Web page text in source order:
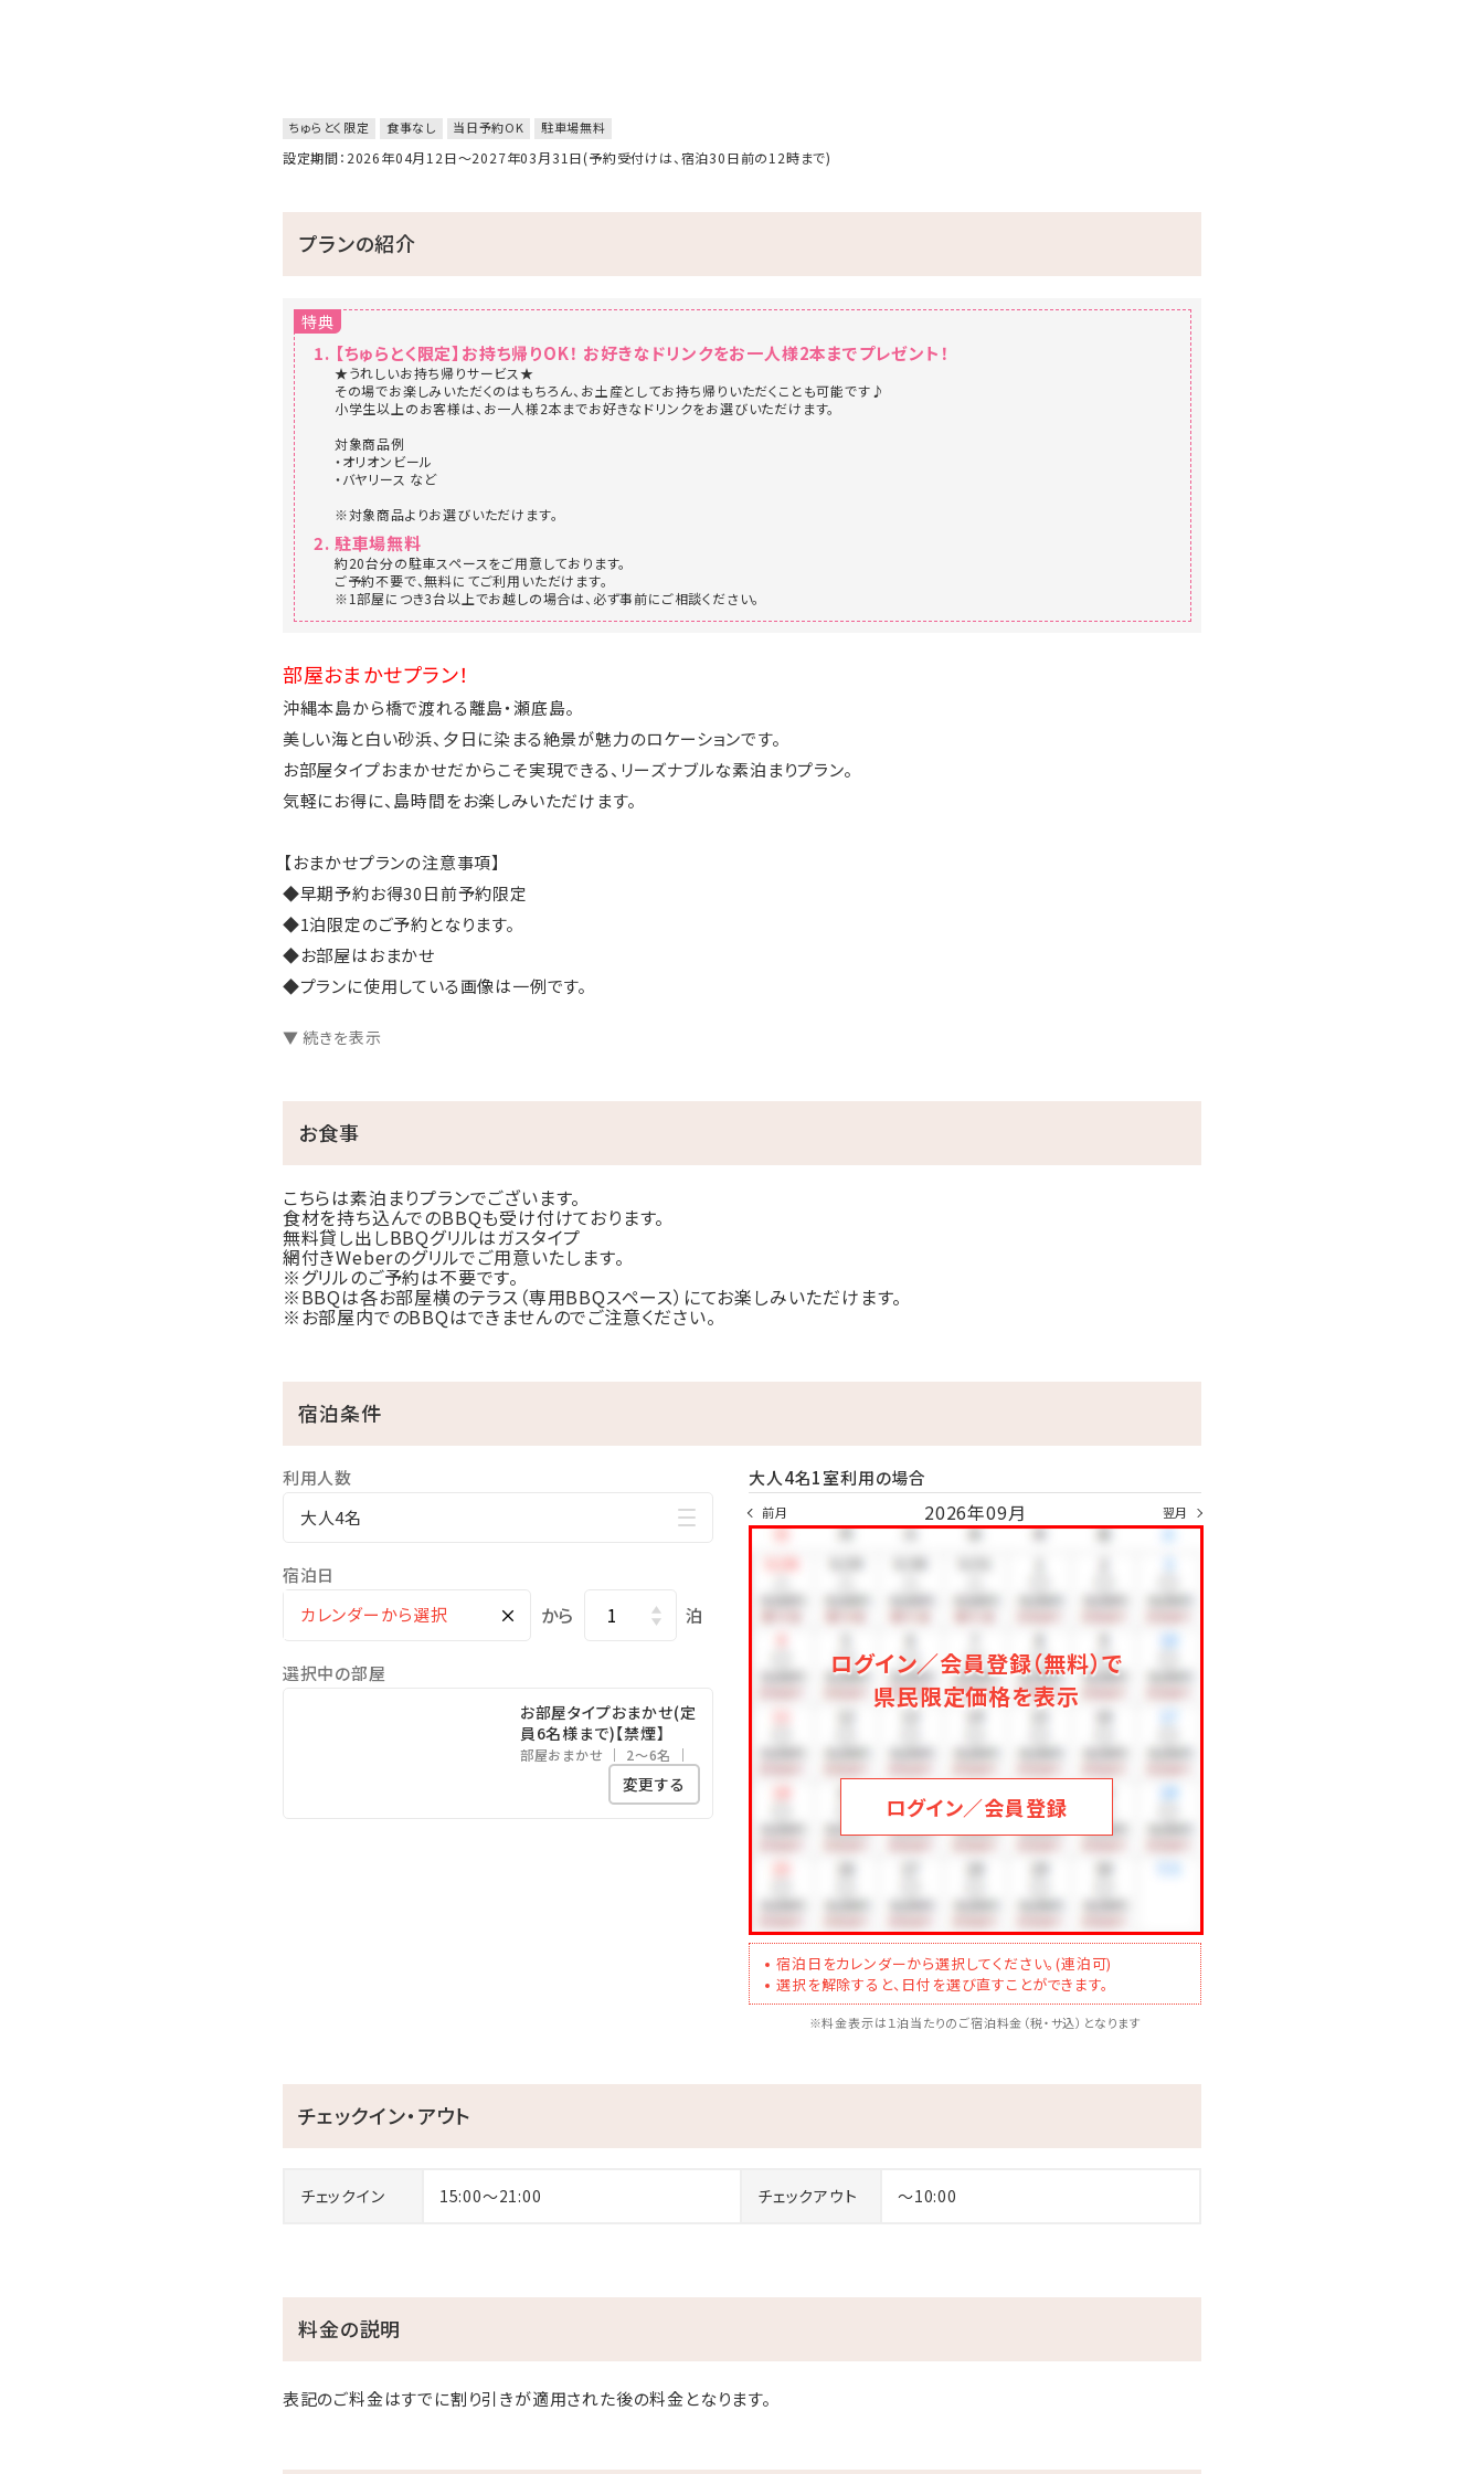
ちゅらとく限定 食事なし 当日予約OK 駐車場無料
設定期間：2026年04月12日～2027年03月31日(予約受付けは、宿泊30日前の12時まで)
プランの紹介
特典
【ちゅらとく限定】お持ち帰りOK！ お好きなドリンクをお一人様2本までプレゼント！
★うれしいお持ち帰りサービス★
その場でお楽しみいただくのはもちろん、お土産としてお持ち帰りいただくことも可能です♪
小学生以上のお客様は、お一人様2本までお好きなドリンクをお選びいただけます。
対象商品例
・オリオンビール
・バヤリース など
※対象商品よりお選びいただけます。
駐車場無料
約20台分の駐車スペースをご用意しております。
ご予約不要で、無料にてご利用いただけます。
※1部屋につき3台以上でお越しの場合は、必ず事前にご相談ください。
部屋おまかせプラン！
沖縄本島から橋で渡れる離島・瀬底島。
美しい海と白い砂浜、夕日に染まる絶景が魅力のロケーションです。
お部屋タイプおまかせだからこそ実現できる、リーズナブルな素泊まりプラン。
気軽にお得に、島時間をお楽しみいただけます。
【おまかせプランの注意事項】
◆早期予約お得30日前予約限定
◆1泊限定のご予約となります。
◆お部屋はおまかせ
◆プランに使用している画像は一例です。
受けできかねます。あらかじめご了承ください。
◆おすすめポイント◆
①沖縄本島から橋で行ける手軽な離島リゾート
瀬底島は沖縄本土から車でアクセス可能なため、離島でありながら手軽に訪れることができます。
那覇空港からは、お車で約1時間50分ほどの距離に位置します。
②沖縄最大級のグランピング施設
全16棟（ドームテント8棟、キャビン8棟）を誇り、広々とした空間でプライベートな滞在を楽しめます。
③絶景の自然環境
周辺の海は透明度の高いエメラルドグリーン色で、浅瀬なら肉眼でも底が透けて見えるほど。
白い砂浜、シュノーケリングに最適な美しい海中景観、水平線に沈むサンセット、満点の星空といった豊かな自然が最大の魅
力です。
④贅沢なアウトドア体験とプライベートテラス
BBQ（食事付きプラン）をご利用のお客様には、新鮮な季節の野菜が取り放題の「県産島野菜」をご用意しております。
都会の喧騒を離れた場所で、心安らぐ時間をごゆっくりお過ごしいただけます。
（※持ち込みBBQのお客様も、別途オプションで「県産島野菜取り放題」を利用できます。）
▼ 続きを表示
お食事
こちらは素泊まりプランでございます。
食材を持ち込んでのBBQも受け付けております。
無料貸し出しBBQグリルはガスタイプ
網付きWeberのグリルでご用意いたします。
※グリルのご予約は不要です。
※BBQは各お部屋横のテラス（専用BBQスペース）にてお楽しみいただけます。
※お部屋内でのBBQはできませんのでご注意ください。
宿泊条件
利用人数
大人4名
宿泊日
× から 泊
選択中の部屋
お部屋タイプおまかせ(定
員6名様まで)【禁煙】
部屋おまかせ 2～6名
変更する
大人4名1室利用の場合
前月 2026年09月 翌月
ログイン／会員登録（無料）で
県民限定価格を表示
ログイン／会員登録
宿泊日をカレンダーから選択してください。(連泊可)
選択を解除すると、日付を選び直すことができます。
※料金表示は１泊当たりのご宿泊料金（税・サ込）となります
チェックイン・アウト
チェックイン 15:00～21:00 チェックアウト ～10:00
料金の説明
表記のご料金はすでに割り引きが適用された後の料金となります。